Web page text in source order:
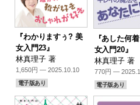
『わかりますぅ? 美
女入門23』
林真理子 著
1,650円 — 2025.10.10
電子版あり
『あした何
女入門20』
林真理子 著
770円 —
電子版あり